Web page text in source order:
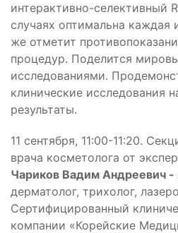
интерактивно-селективный
случаях оптимальна каждая
же отметит
процедур. Поделится
исследованиями.
клинические исследования
результаты.
11 сентября, 11:00-11:20.
врача косметолога от
Чариков Вадим Андреевич -
дерматолог, трихолог,
Сертифицированный
компании «Корейские